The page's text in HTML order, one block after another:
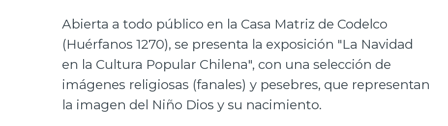
Abierta a todo público en la Casa Matriz de Codelco
(Huérfanos 1270), se presenta la exposición "La Navidad
en la Cultura Popular Chilena", con una selección de
imágenes religiosas (fanales) y pesebres, que representan
la imagen del Niño Dios y su nacimiento.